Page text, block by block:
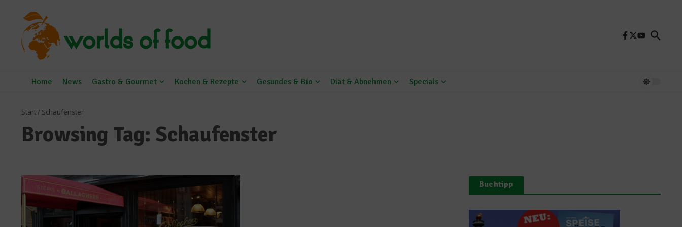
Home News Gastro & Gourmet Kochen & Rezepte Gesundes & Bio Diät & Abnehmen Specials
Start/ Schaufenster
Browsing Tag: Schaufenster
Buchtipp